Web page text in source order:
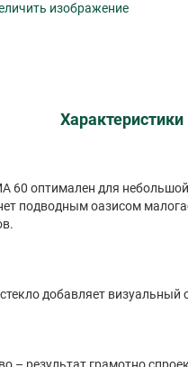
изображение
Характеристики
оптимален для
подводным оазисом
добавляет